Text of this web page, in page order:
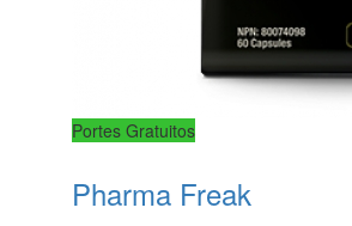
Portes Gratuitos
Pharma Freak